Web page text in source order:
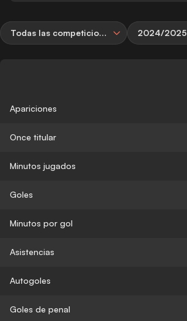
Todas las competiciones 2024/2025
Apariciones
Once titular
Minutos jugados
Goles
Minutos por gol
Asistencias
Autogoles
Goles de penal